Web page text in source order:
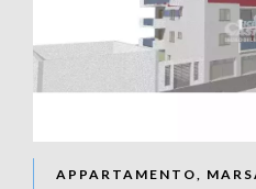
APPARTAMENTO,